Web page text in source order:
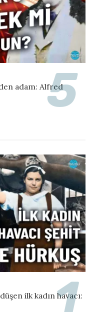
adam: Alfred
ilk kadın havacı: